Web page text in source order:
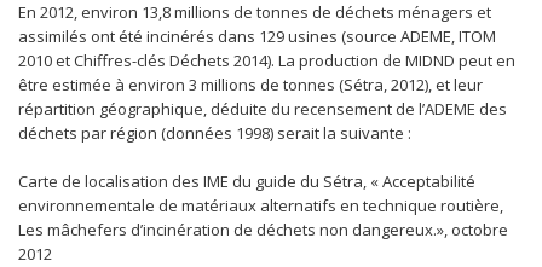
En 2012, environ 13,8 millions de tonnes de déchets ménagers et
assimilés ont été incinérés dans 129 usines (source ADEME, ITOM
2010 et Chiffres-clés Déchets 2014). La production de MIDND peut en
être estimée à environ 3 millions de tonnes (Sétra, 2012), et leur
répartition géographique, déduite du recensement de l’ADEME des
déchets par région (données 1998) serait la suivante :
Carte de localisation des IME du guide du Sétra, « Acceptabilité
environnementale de matériaux alternatifs en technique routière,
Les mâchefers d’incinération de déchets non dangereux.», octobre
2012